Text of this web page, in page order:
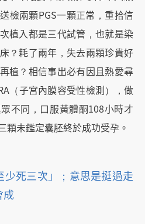
檢兩顆PGS一顆正常，重拾信
植入都是三代試管，也就是染
？耗了兩年，失去兩顆珍貴好
植？相信事出必有因且熱愛尋
（子宮內膜容受性檢測），做
不同，口服黃體酮108小時才
顆未鑑定囊胚終於成功受孕。
少死三次」；意思是挺過走
成